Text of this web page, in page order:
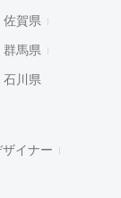
佐賀県
群馬県
石川県
ザイナー